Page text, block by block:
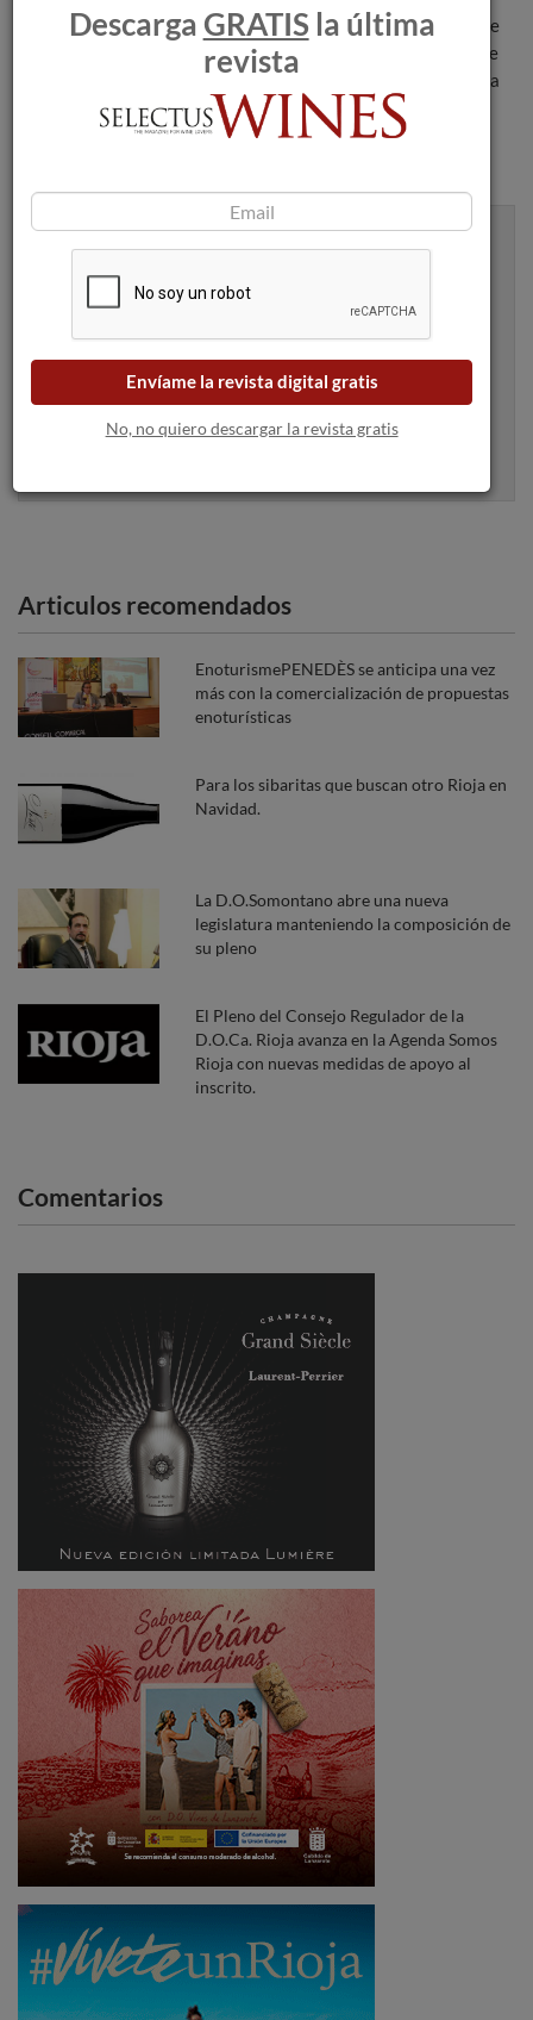
Veracruz en San Esteban de Gormaz y la Bajada del Ángel, que
se celebra tanto en Aranda de Duero como en Peñafiel - donde
está declarada de Interés Turístico Nacional - y que se celebra
el Domingo de Resurrección.
Recibe artículos como este en tu
bandeja de entrada
Apúntame
Articulos recomendados
EnoturismePENEDÈS se anticipa una vez
más con la comercialización de propuestas
enoturísticas
Para los sibaritas que buscan otro Rioja en
Navidad.
La D.O.Somontano abre una nueva
legislatura manteniendo la composición de
su pleno
El Pleno del Consejo Regulador de la
D.O.Ca. Rioja avanza en la Agenda Somos
Rioja con nuevas medidas de apoyo al
inscrito.
Comentarios
DescargaGRATIS la última
revista
Envíame la revista digital gratis
No, no quiero descargar la revista gratis